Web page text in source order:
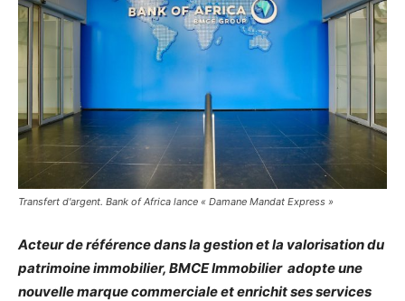
Transfert d'argent. Bank of Africa lance « Damane Mandat Express »
Acteur de référence dans la gestion et la valorisation du
patrimoine immobilier, BMCE Immobilier adopte une
nouvelle marque commerciale et enrichit ses services